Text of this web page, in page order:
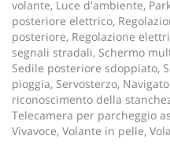
volante, Luce d'ambiente,
posteriore elettrico,
posteriore, Regolazione
segnali stradali, Schermo
Sedile posteriore sdoppiato,
pioggia, Servosterzo,
riconoscimento della
Telecamera per parcheggio
Vivavoce, Volante in pelle,
Salva
le
impostazioni